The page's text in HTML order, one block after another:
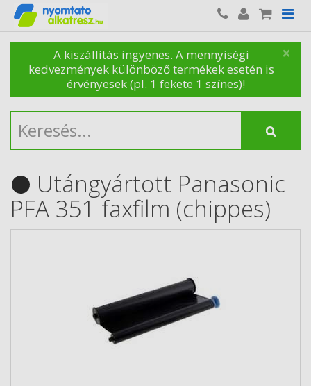
×
A kiszállítás ingyenes. A mennyiségi
kedvezmények különböző termékek esetén is
érvényesek (pl. 1 fekete 1 színes)!
Utángyártott Panasonic
PFA 351 faxfilm (chippes)